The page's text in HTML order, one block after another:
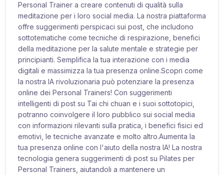
Personal Trainer a creare contenuti di qualità sulla
meditazione per i loro social media. La nostra piattaforma
offre suggerimenti perspicaci sui post, che includono
sottotematiche come tecniche di respirazione, benefici
della meditazione per la salute mentale e strategie per
principianti. Semplifica la tua interazione con i media
digitali e massimizza la tua presenza online.Scopri come
la nostra IA rivoluzionaria può potenziare la presenza
online dei Personal Trainers! Con suggerimenti
intelligenti di post su Tai chi chuan e i suoi sottotopici,
potranno coinvolgere il loro pubblico sui social media
con informazioni rilevanti sulla pratica, i benefici fisici ed
emotivi, le tecniche avanzate e molto altro.Aumenta la
tua presenza online con l'aiuto della nostra IA! La nostra
tecnologia genera suggerimenti di post su Pilates per
Personal Trainers, aiutandoli a mantenere un